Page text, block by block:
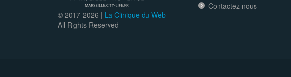
© 2017-2026 | La Clinique du Web
All Rights Reserved
Contactez nous